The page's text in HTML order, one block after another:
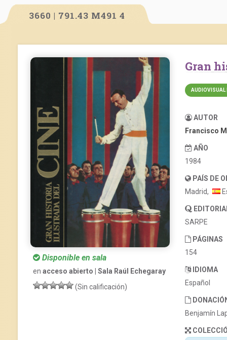
3660 | 791.43 M491 4
Disponible en sala
en acceso abierto | Sala Raúl Echegaray
(Sin calificación)
Gran
AUDIOVISUAL
AUTOR
Francisco
AÑO
1984
PAÍS DE
Madrid,
SARPE
PÁGINAS
154
IDIOMA
Español
Benjamín